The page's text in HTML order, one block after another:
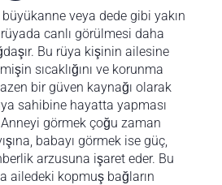
veya dede gibi yakın
canlı görülmesi daha
Bu rüya kişinin ailesine
sıcaklığını ve korunma
bir güven kaynağı olarak
sahibine hayatta yapması
Anneyi görmek çoğu zaman
babayı görmek ise güç,
arzusuna işaret eder. Bu
ailedeki kopmuş bağların